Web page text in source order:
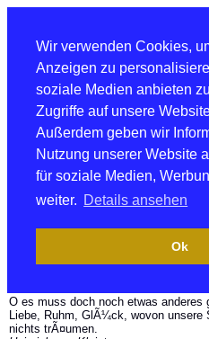
Wir verwenden Cookies,
Anzeigen zu
soziale Medien anbieten
Zugriffe auf unsere
Außerdem geben wir
Nutzung unserer Website
für soziale Medien,
weiter. Details ansehen
Ok
O es muss doch noch etwas anderes
Liebe, Ruhm, GlÃ¼ck, wovon unsere
nichts trÃ¤umen.